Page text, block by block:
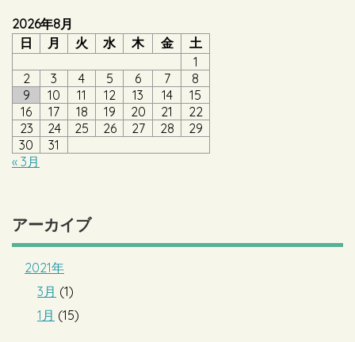
2026年8月
日
月 火 水 木 金
土
1
2
3 4 5 6 7
8
9
10 11 12 13 14
15
16
17 18 19 20 21
22
23
24 25 26 27 28
29
30
31
« 3月
アーカイブ
2021年
3月 (1)
1月 (15)